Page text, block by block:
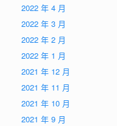
2022 年 4 月
2022 年 3 月
2022 年 2 月
2022 年 1 月
2021 年 12 月
2021 年 11 月
2021 年 10 月
2021 年 9 月